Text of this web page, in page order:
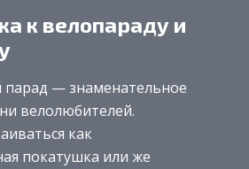
к велопараду и
парад — знаменательное
велолюбителей.
как
покатушка или же